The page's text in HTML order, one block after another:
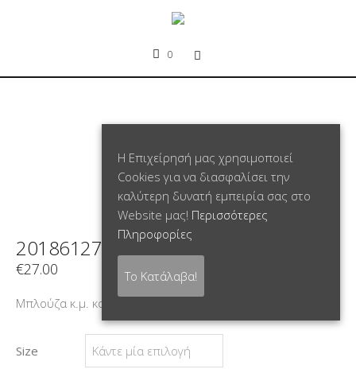
0
20186127
€27.00
Μπλούζα κ.μ. κομμάτι εμπρός τύπωμα αστέρια
Size
Η Επιχείρησή μας χρησιμοποιεί
Cookies για να διασφαλίσει την
καλύτερη δυνατή εμπειρία σας στο
Website μας! Περισσότερες
Πληροφορίες
Το Κατάλαβα!